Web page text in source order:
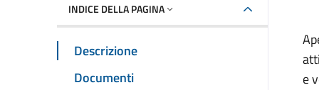
INDICE DELLA PAGINA
Descrizione
Documenti
e